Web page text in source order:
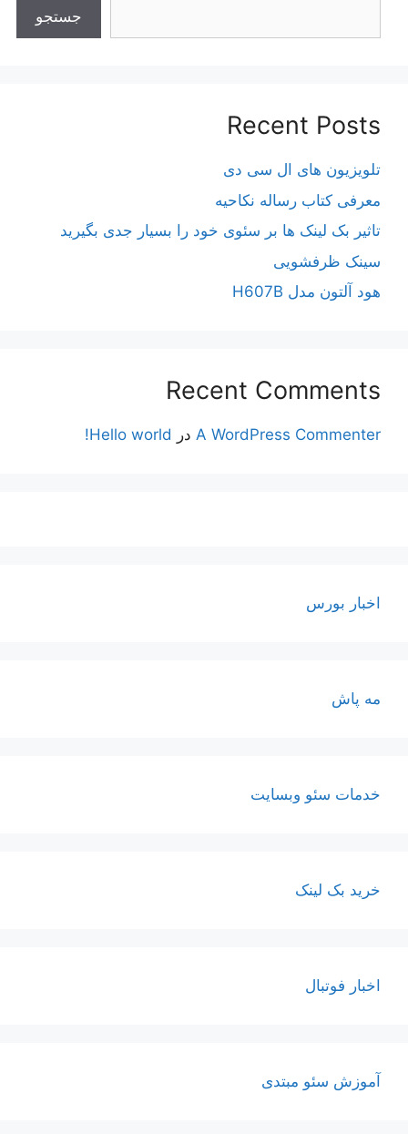
جستجو
Recent Posts
تلویزیون های ال سی دی
معرفی کتاب رساله نکاحیه
تاثیر بک لینک ها بر سئوی خود را بسیار جدی بگیرید
سینک ظرفشویی
هود آلتون مدل H607B
Recent Comments
A WordPress Commenter در Hello world!
اخبار بورس
مه پاش
خدمات سئو وبسایت
خرید بک لینک
اخبار فوتبال
آموزش سئو مبتدی